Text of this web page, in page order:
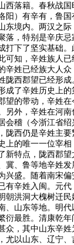
西落籍。春秋战国
阳）有辛有，鲁
东境内。两汉之
落，特别是辛庆
打下了坚实基础
可知，辛姓族人
辛姓已经族大人众
陇西郡望已经形
成了辛姓历史上
望的带动，辛姓
另外，辛姓在河
会稽（今浙江省绍
陇西仍是辛姓主
上的唯一一位宰
新特点，陇西郡
冀、鲁等地辛姓
兴盛。随着南宋
有辛姓入闽。元
朝洪洞大槐树迁
、山东等地。明代
衍最胜。清康乾
众，其中山东辛姓
尤以山东、辽宁